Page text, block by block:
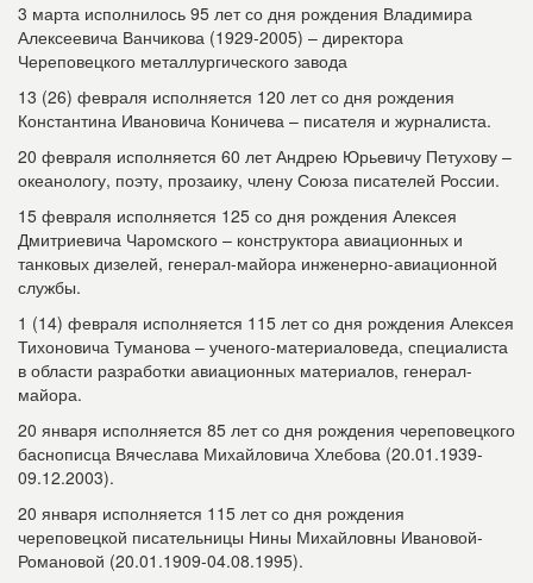
3 марта исполнилось 95 лет со дня рождения Владимира
Алексеевича Ванчикова (1929-2005) – директора
Череповецкого металлургического завода
13 (26) февраля исполняется 120 лет со дня рождения
Константина Ивановича Коничева – писателя и журналиста.
20 февраля исполняется 60 лет Андрею Юрьевичу Петухову –
океанологу, поэту, прозаику, члену Союза писателей России.
15 февраля исполняется 125 со дня рождения Алексея
Дмитриевича Чаромского – конструктора авиационных и
танковых дизелей, генерал-майора инженерно-авиационной
службы.
1 (14) февраля исполняется 115 лет со дня рождения Алексея
Тихоновича Туманова – ученого-материаловеда, специалиста
в области разработки авиационных материалов, генерал-
майора.
20 января исполняется 85 лет со дня рождения череповецкого
баснописца Вячеслава Михайловича Хлебова (20.01.1939-
09.12.2003).
20 января исполняется 115 лет со дня рождения
череповецкой писательницы Нины Михайловны Ивановой-
Романовой (20.01.1909-04.08.1995).